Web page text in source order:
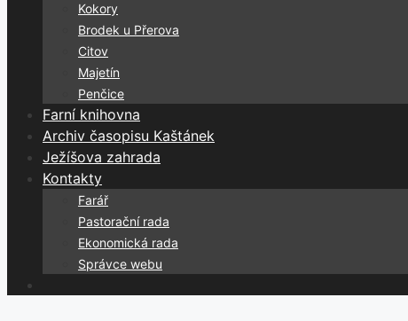
Kokory
Brodek u Přerova
Citov
Majetín
Penčice
Farní knihovna
Archiv časopisu Kaštánek
Ježíšova zahrada
Kontakty
Farář
Pastorační rada
Ekonomická rada
Správce webu